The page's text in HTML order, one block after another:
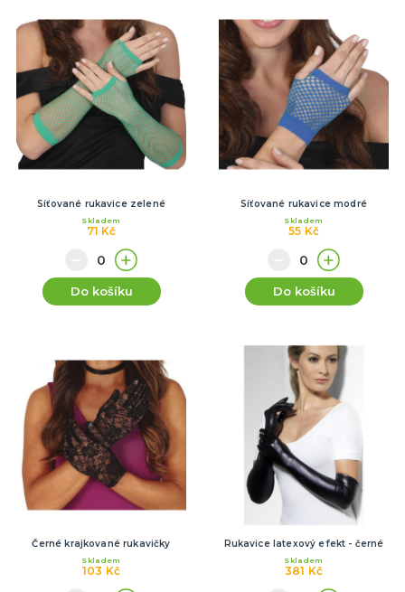
Síťované rukavice zelené
71 Kč
Skladem
Do košíku
Síťované rukavice modré
55 Kč
Skladem
Do košíku
Černé krajkované rukavičky
103 Kč
Skladem
Rukavice latexový efekt - černé
381 Kč
Skladem